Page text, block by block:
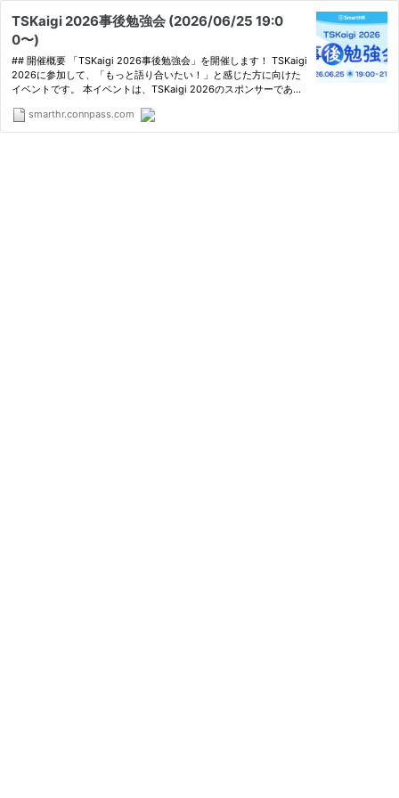
TSKaigi 2026事後勉強会 (2026/06/25 19:0
0〜)
## 開催概要 「TSKaigi 2026事後勉強会」を開催します！ TSKaigi
2026に参加して、「もっと語り合いたい！」と感じた方に向けた
イベントです。 本イベントは、TSKaigi 2026のスポンサーである
smarthr.connpass.com